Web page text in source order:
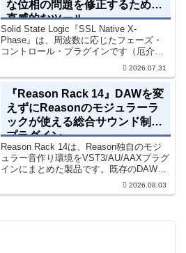
な位相の問題を修正するための
直感的なツール
Solid State Logic『SSL Native X-
Phase』は、周波数に応じたフェーズ・
コントロール・プラグインです（厄介な
位相の問題を修正するための直感的なツ
ールです）。特定の周波数で位相をシフ
2026.07.31
『Reason Rack 14』DAWを変
えずにReasonのモジュラーラ
ックが使える総合サウンド制作
プラグイン
Reason Rack 14は、Reason独自のモジ
ュラー音作り環境をVST3/AU/AAXプラグ
インにまとめた製品です。既存のDAWを
乗り換えることなく、68種類のシンセや
エフェクト、CV配線をそのままトラック
2026.08.03